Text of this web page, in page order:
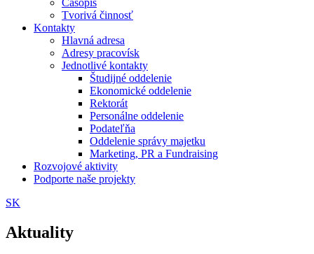
Časopis
Tvorivá činnosť
Kontakty
Hlavná adresa
Adresy pracovísk
Jednotlivé kontakty
Študijné oddelenie
Ekonomické oddelenie
Rektorát
Personálne oddelenie
Podateľňa
Oddelenie správy majetku
Marketing, PR a Fundraising
Rozvojové aktivity
Podporte naše projekty
SK
Aktuality